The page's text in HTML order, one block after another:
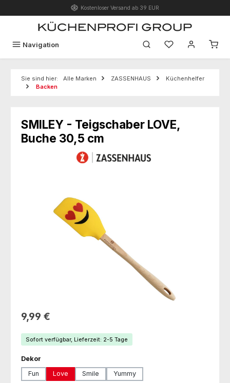
Zum Hauptinhalt springenKostenloser Versand ab 39 EUR
Navigation Du hast 0
Sie sind hier: Alle Marken ZASSENHAUS
Küchenhelfer
Backen
SMILEY - Teigschaber LOVE,
Buche 30,5 cm
Regulärer Preis:
9,99 €
Sofort verfügbar, Lieferzeit: 2-5 Tage
Dekor
Fun
Love Smile Yummy